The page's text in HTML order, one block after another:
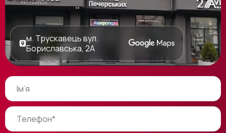
м. Трускавець вул.
Бориславська, 2А